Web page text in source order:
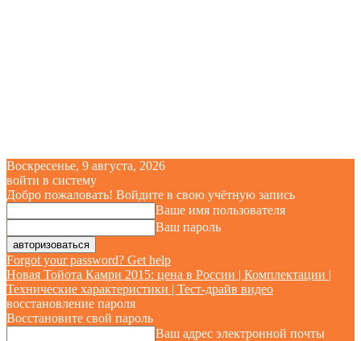
Воскресенье, 9 августа, 2026
войти в систему
Добро пожаловать! Войдите в свою учётную запись
Ваше имя пользователя
Ваш пароль
Forgot your password? Get help
Новая Тойота Камри 2015: цена в России | Комплектации |
Технические характеристики | Тест-драйв видео
восстановление пароля
Восстановите свой пароль
Ваш адрес электронной почты